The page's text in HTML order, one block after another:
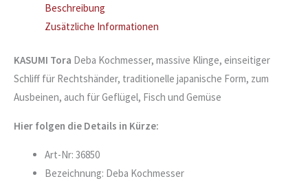
Beschreibung
Zusätzliche Informationen
KASUMI Tora Deba Kochmesser, massive Klinge, einseitiger
Schliff für Rechtshänder, traditionelle japanische Form, zum
Ausbeinen, auch für Geflügel, Fisch und Gemüse
Hier folgen die Details in Kürze:
Art-Nr: 36850
Bezeichnung: Deba Kochmesser